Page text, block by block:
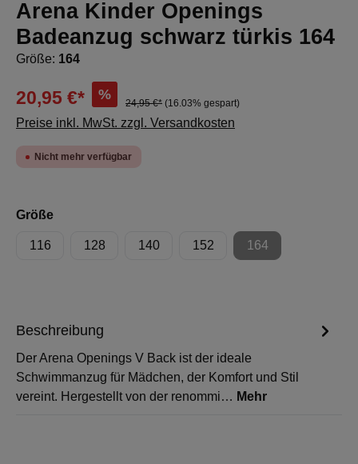
Arena Kinder Openings
Badeanzug schwarz türkis 164
Größe: 164
20,95 €* %
24,95 €* (16.03% gespart)
Preise inkl. MwSt. zzgl. Versandkosten
Nicht mehr verfügbar
Größeauswählen
116 128 140 152 164
(Diese Option ist
Beschreibung
Der Arena Openings V Back ist der ideale
Schwimmanzug für Mädchen, der Komfort und Stil
vereint. Hergestellt von der renommi… Mehr